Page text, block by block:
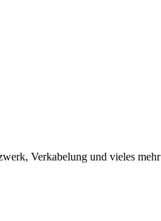
Verkabelung und vieles mehr